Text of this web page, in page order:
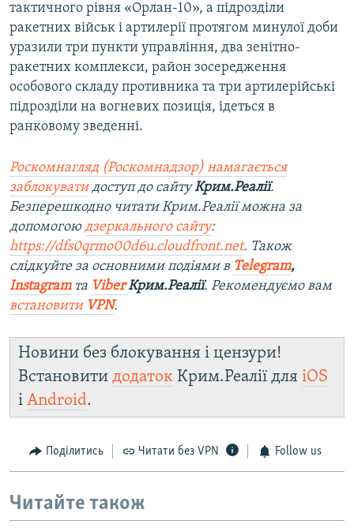
тактичного рівня «Орлан-10», а підрозділи
ракетних військ і артилерії протягом минулої доби
уразили три пункти управління, два зенітно-
ракетних комплекси, район зосередження
особового складу противника та три артилерійські
підрозділи на вогневих позиція, ідеться в
ранковому зведенні.
Роскомнагляд (Роскомнадзор) намагається
заблокуватидоступ до сайтуКрим.Реалії.
Безперешкодно читати Крим.Реалії можна за
допомогою дзеркального сайту:
https://dfs0qrmo00d6u.cloudfront.net. Також
слідкуйте за основними подіями в Telegram,
Instagramта ViberКрим.Реалії. Рекомендуємо вам
встановити VPN.
Новини без блокування і цензури!
Встановити додаток Крим.Реалії для iOS
і Android.
Поділитись Читати без VPN Follow us
Читайте також